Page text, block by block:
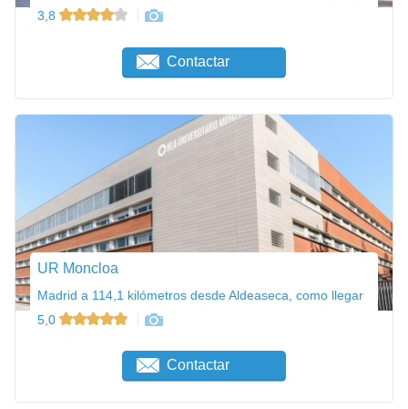
3,8
Contactar
UR Moncloa
Madrid a 114,1 kilómetros desde Aldeaseca, como llegar
5,0
Contactar